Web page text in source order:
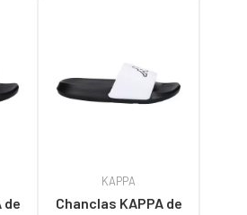
KAPPA
Chanclas KAPPA de